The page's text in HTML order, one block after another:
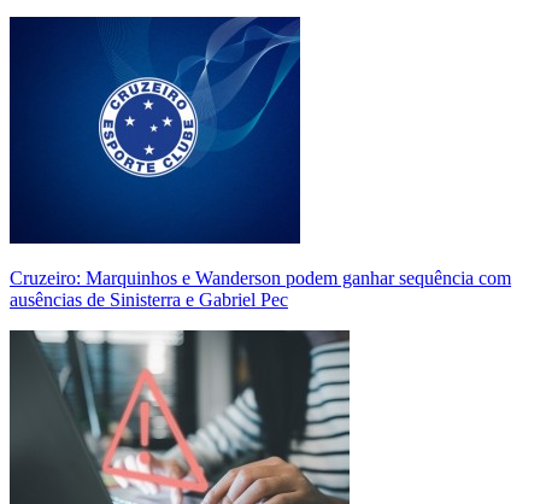
Cruzeiro: Marquinhos e Wanderson podem ganhar sequência com
ausências de Sinisterra e Gabriel Pec